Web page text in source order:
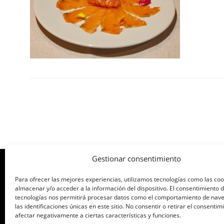
Gestionar consentimiento
Para ofrecer las mejores experiencias, utilizamos tecnologías como las
almacenar y/o acceder a la información del dispositivo. El consentimiento
tecnologías nos permitirá procesar datos como el comportamiento de
las identificaciones únicas en este sitio. No consentir o retirar el
afectar negativamente a ciertas características y funciones.
ORGANIZA: ASOCIACIÓN DE CAFÉS Y